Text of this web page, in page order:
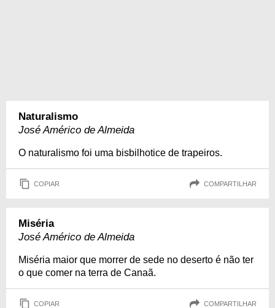
Naturalismo
José Américo de Almeida
O naturalismo foi uma bisbilhotice de trapeiros.
COPIAR COMPARTILHAR
Miséria
José Américo de Almeida
Miséria maior que morrer de sede no deserto é não ter
o que comer na terra de Canaã.
COPIAR COMPARTILHAR